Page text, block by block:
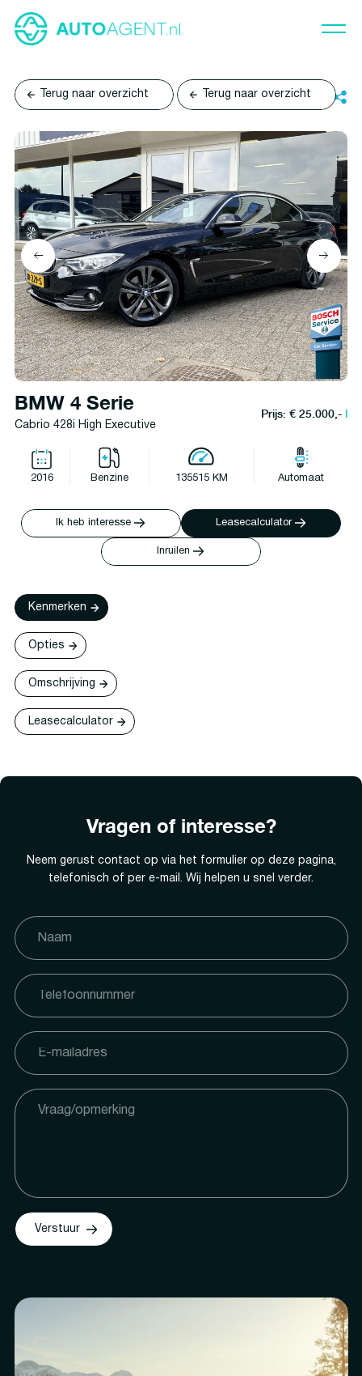
Terug naar overzicht Terug naar overzicht
BMW 4 Serie
Cabrio 428i High Executive
Prijs: € 25.000,-l
2016 Benzine 135515 KM Automaat
Ik heb interesse Leasecalculator
Inruilen
Kenmerken
Opties
Omschrijving
Leasecalculator
Vragen of interesse?
Neem gerust contact op via het formulier op deze pagina,
telefonisch of per e-mail. Wij helpen u snel verder.
Verstuur